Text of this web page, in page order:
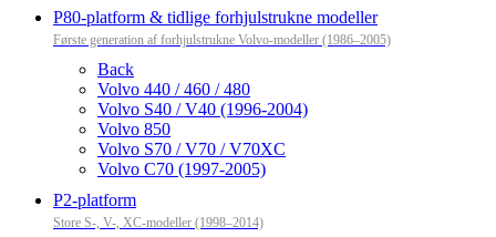
P80-platform & tidlige forhjulstrukne modeller
Første generation af forhjulstrukne Volvo-modeller (1986–2005)
Back
Volvo 440 / 460 / 480
Volvo S40 / V40 (1996-2004)
Volvo 850
Volvo S70 / V70 / V70XC
Volvo C70 (1997-2005)
P2-platform
Store S-, V-, XC-modeller (1998–2014)